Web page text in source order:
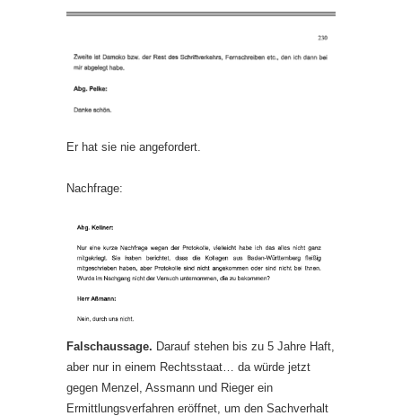
Er hat sie nie angefordert.
Nachfrage:
Falschaussage. Darauf stehen bis zu 5 Jahre Haft,
aber nur in einem Rechtsstaat… da würde jetzt
gegen Menzel, Assmann und Rieger ein
Ermittlungsverfahren eröffnet, um den Sachverhalt